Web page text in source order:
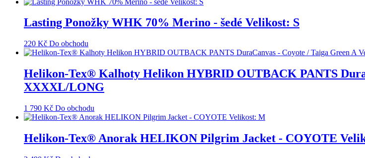
Lasting Ponožky WHK 70% Merino - šedé Velikost: S
220 Kč Do obchodu
Helikon-Tex® Kalhoty Helikon HYBRID OUTBACK PANTS
XXXXL/LONG
1 790 Kč Do obchodu
Helikon-Tex® Anorak HELIKON Pilgrim Jacket - COYOTE